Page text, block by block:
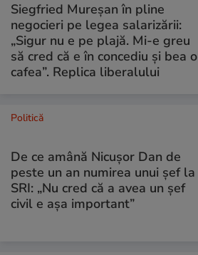
Siegfried Mureșan în pline
negocieri pe legea salarizării:
„Sigur nu e pe plajă. Mi-e greu
să cred că e în concediu și bea o
cafea”. Replica liberalului
Politică
De ce amână Nicușor Dan de
peste un an numirea unui șef la
SRI: „Nu cred că a avea un şef
civil e așa important”